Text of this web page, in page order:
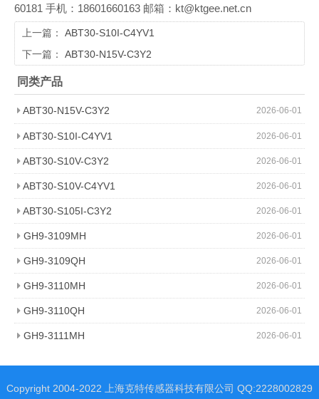
60181 手机：18601660163 邮箱：kt@ktgee.net.cn
上一篇： ABT30-S10I-C4YV1
下一篇： ABT30-N15V-C3Y2
同类产品
2026-06-01
ABT30-N15V-C3Y2
2026-06-01
ABT30-S10I-C4YV1
2026-06-01
ABT30-S10V-C3Y2
2026-06-01
ABT30-S10V-C4YV1
2026-06-01
ABT30-S105I-C3Y2
2026-06-01
GH9-3109MH
2026-06-01
GH9-3109QH
2026-06-01
GH9-3110MH
2026-06-01
GH9-3110QH
2026-06-01
GH9-3111MH
Copyright 2004-2022 上海克特传感器科技有限公司 QQ:2228002829